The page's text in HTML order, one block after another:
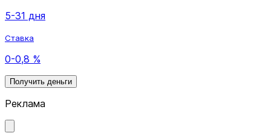
5-31 дня
Ставка
0-0,8 %
Получить деньги
Реклама